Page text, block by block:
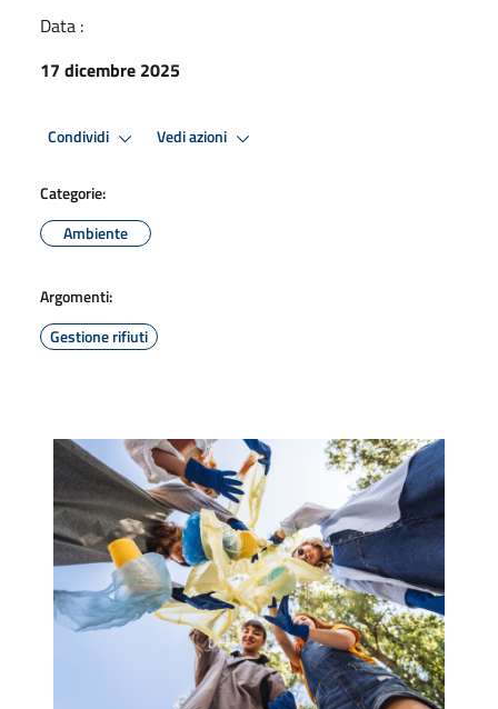
Data :
17 dicembre 2025
Condividi Vedi azioni
Categorie:
Ambiente
Argomenti:
Gestione rifiuti